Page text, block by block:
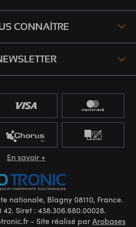
CONNAÎTRE
En savoir +
nationale, Blagny 08110, France.
42. Siret : 438.306.680.00028.
- Site réalisé parArobases